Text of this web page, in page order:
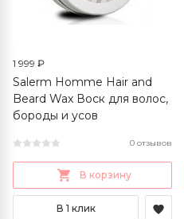
1 999 ₽
Salerm Homme Hair and
Beard Wax Воск для волос,
бороды и усов
0 отзывов
В корзину
В 1 клик